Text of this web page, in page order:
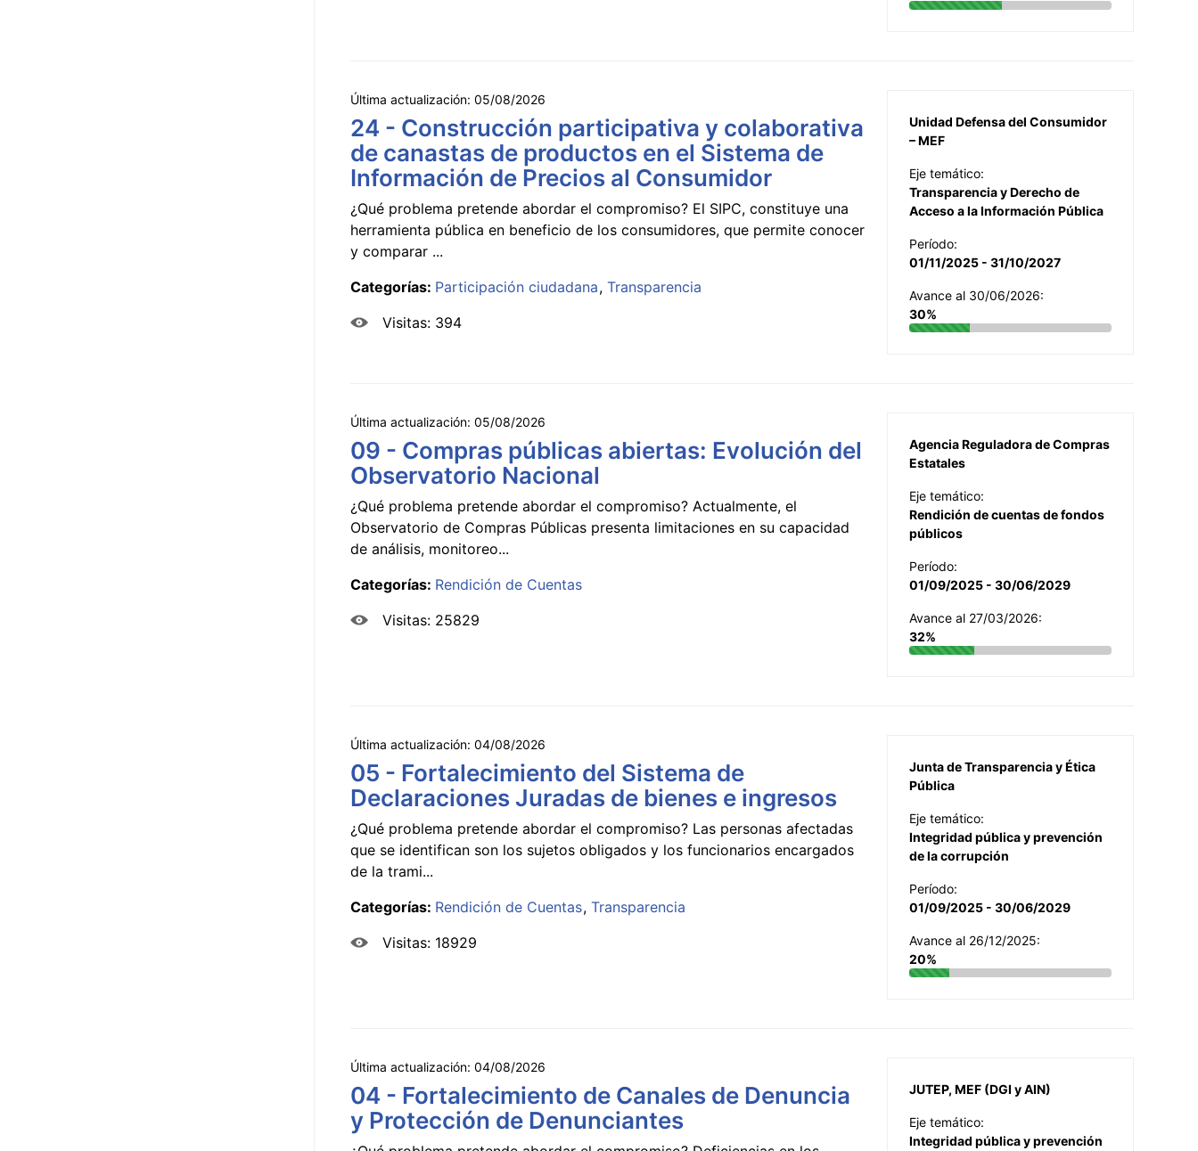
Última actualización: 05/08/2026
24 - Construcción participativa y colaborativa
de canastas de productos en el Sistema de
Información de Precios al Consumidor
¿Qué problema pretende abordar el compromiso? El SIPC, constituye una
herramienta pública en beneficio de los consumidores, que permite conocer
y comparar ...
Categorías: Participación ciudadana Transparencia
Visitas: 394
Unidad Defensa del Consumidor
– MEF
Eje temático:
Transparencia y Derecho de
Acceso a la Información Pública
Período:
01/11/2025 - 31/10/2027
Avance al 30/06/2026:
30%
Última actualización: 05/08/2026
09 - Compras públicas abiertas: Evolución del
Observatorio Nacional
¿Qué problema pretende abordar el compromiso? Actualmente, el
Observatorio de Compras Públicas presenta limitaciones en su capacidad
de análisis, monitoreo...
Categorías: Rendición de Cuentas
Visitas: 25829
Agencia Reguladora de Compras
Estatales
Eje temático:
Rendición de cuentas de fondos
públicos
Período:
01/09/2025 - 30/06/2029
Avance al 27/03/2026:
32%
Última actualización: 04/08/2026
05 - Fortalecimiento del Sistema de
Declaraciones Juradas de bienes e ingresos
¿Qué problema pretende abordar el compromiso? Las personas afectadas
que se identifican son los sujetos obligados y los funcionarios encargados
de la trami...
Categorías: Rendición de Cuentas Transparencia
Visitas: 18929
Junta de Transparencia y Ética
Pública
Eje temático:
Integridad pública y prevención
de la corrupción
Período:
01/09/2025 - 30/06/2029
Avance al 26/12/2025:
20%
Última actualización: 04/08/2026
04 - Fortalecimiento de Canales de Denuncia
y Protección de Denunciantes
JUTEP, MEF (DGI y AIN)
Eje temático:
Integridad pública y prevención